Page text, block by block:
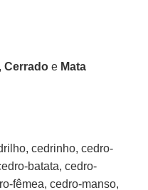
,Cerrado e Mata
cedrinho, cedro-
batata, cedro-
fêmea, cedro-manso,